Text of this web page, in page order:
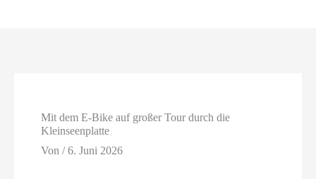
Mit dem E-Bike auf großer Tour durch die
Kleinseenplatte
Von/6. Juni 2026